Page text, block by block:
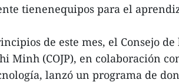
tienenequipos para el
de este mes, el Consejo
Minh (COJP), en colaboración
lanzó un programa de